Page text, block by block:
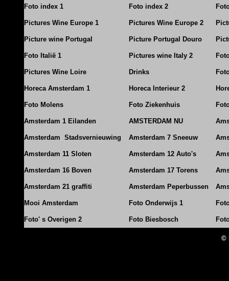
Foto index 1 Foto index 2
Pictures Wine Europe 1 Pictures Wine Europe 2
Picture wine Portugal Picture Portugal Douro
Foto Italië 1 Pictures wine Italy 2
Pictures Wine Loire Drinks
Horeca Amsterdam 1 Horeca Interieur 2
Foto Molens Foto Ziekenhuis
Amsterdam 1 Eilanden AMSTERDAM NU
Amsterdam Stadsvernieuwing Amsterdam 7 Sneeuw
Amsterdam 11 Sloten Amsterdam 12 Auto's
Amsterdam 16 Boven Amsterdam 17 Torens
Amsterdam 21 graffiti Amsterdam Peperbussen
Mooi Amsterdam Foto Onderwijs 1
Foto' s Overigen 2 Foto Biesbosch
©